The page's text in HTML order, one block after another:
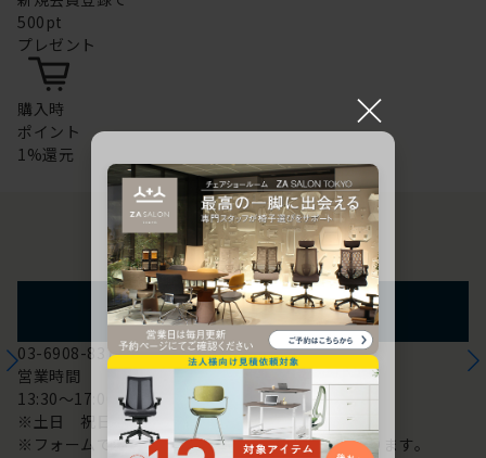
500pt
プレゼント
購入時
ポイント
1%還元
お問い合わせ
フォームからのお問い合わせ
03-6908-8370
営業時間
13:30～17:00
※土日 祝日は休み
※フォームでのお問い合わせは24時間対応しております。
×